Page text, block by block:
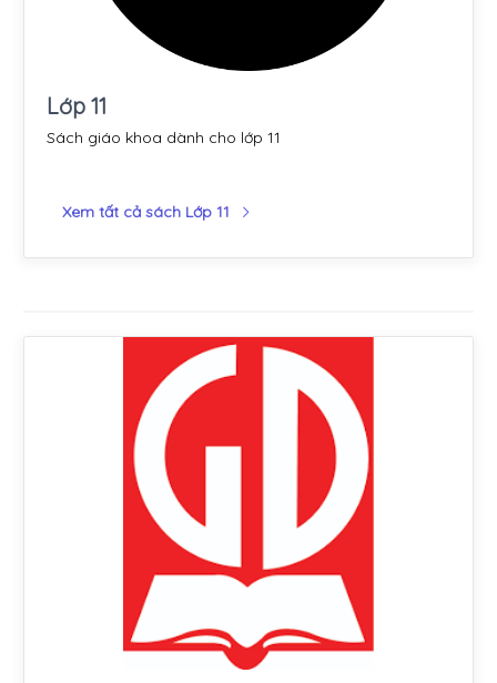
Lớp 11
Sách giáo khoa dành cho lớp 11
Xem tất cả sách Lớp 11